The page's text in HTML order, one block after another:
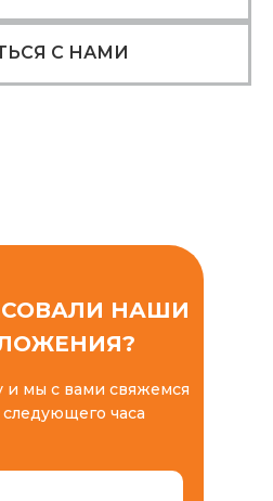
С НАМИ
НАШИ
и мы с вами свяжемся
часа